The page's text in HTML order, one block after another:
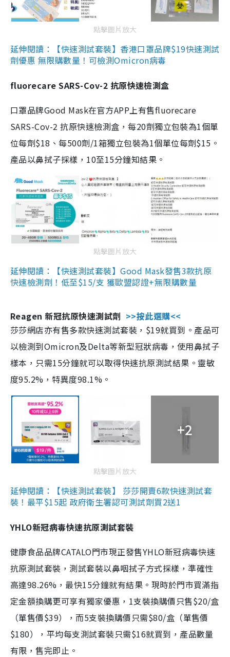
點擊圖片放大
延伸閱讀：【快速測試套裝】香港口罩品牌$19快速測試
劑優惠 無限購數量！可檢測Omicron病毒
fluorecare SARS-Cov-2 抗原快速檢測盒
口罩品牌Good Mask在官方APP上有售fluorecare
SARS-Cov-2 抗原快速檢測盒，每20劑獨立包裝為1個單
位每劑$18、每500劑/1箱獨立包裝為1個單位每劑$15。
產品以鼻拭子採樣，10至15分鐘知結果。
點擊圖片放大
延伸閱讀：【快速測試套裝】Good Mask發售3款抗原
快速檢測劑！低至$15/支 獲歐盟認證+無限購數量
Reagen 新冠抗原快速測試劑 >>按此選購<<
莎莎網店亦有售多款快速測試套裝，$19就買到。產品可
以檢測到Omicron及Delta等新型冠狀病毒，使用鼻拭子
樣本，只需15分鐘就可以取得快速抗原測試結果。靈敏
度95.2%，特異度98.1%。
+2
點擊圖片放大
延伸閱讀：【快速測試套裝】 莎莎開賣6款快速測試套
裝！最平$15起 政府衛生署認可測試劑買2送1
YHLO新冠病毒快速抗原測試套裝
健康食品品牌CATALO門市現正發售YHLO新冠病毒快速
抗原測試套裝，測試套裝以鼻咽拭子方式採樣，準確性
高達98.26%，最快15分鐘就有結果。現時於門市買滿指
定金額換購更可享有獨家優惠，1支裝換購價只售$20/盒
（單售價$39），而5支裝換購價只需$80/盒（單售價
$180），平均每支測試套裝只需$16就買到，產品數量
有限，售完即止。